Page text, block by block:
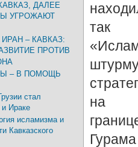
ДАЛЕЕ
УГРОЖАЮТ
– КАВКАЗ:
ПРОТИВ
– В ПОМОЩЬ
стал
Ираке
исламизма и
Кавказского
так
на